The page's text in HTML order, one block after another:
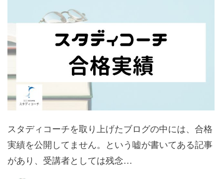
スタディコーチを取り上げたブログの中には、合格
実績を公開してません。という嘘が書いてある記事
があり、受講者としては残念…